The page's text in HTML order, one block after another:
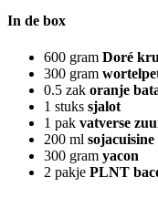
In de box
600 gram Doré
300 gram
0.5 zak oranje
1 stuks sjalot
1 pak vatverse
200 ml sojacuisine
300 gram yacon
2 pakje PLNT